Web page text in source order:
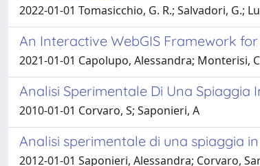
2022-01-01 Tomasicchio, G. R.; Salvadori, G.;
An Interactive WebGIS Framework
2021-01-01 Capolupo, Alessandra; Monterisi,
Analisi Sperimentale Di Una Spiaggia
2010-01-01 Corvaro, S; Saponieri, A
Analisi sperimentale di una spiaggia
2012-01-01 Saponieri, Alessandra; Corvaro,